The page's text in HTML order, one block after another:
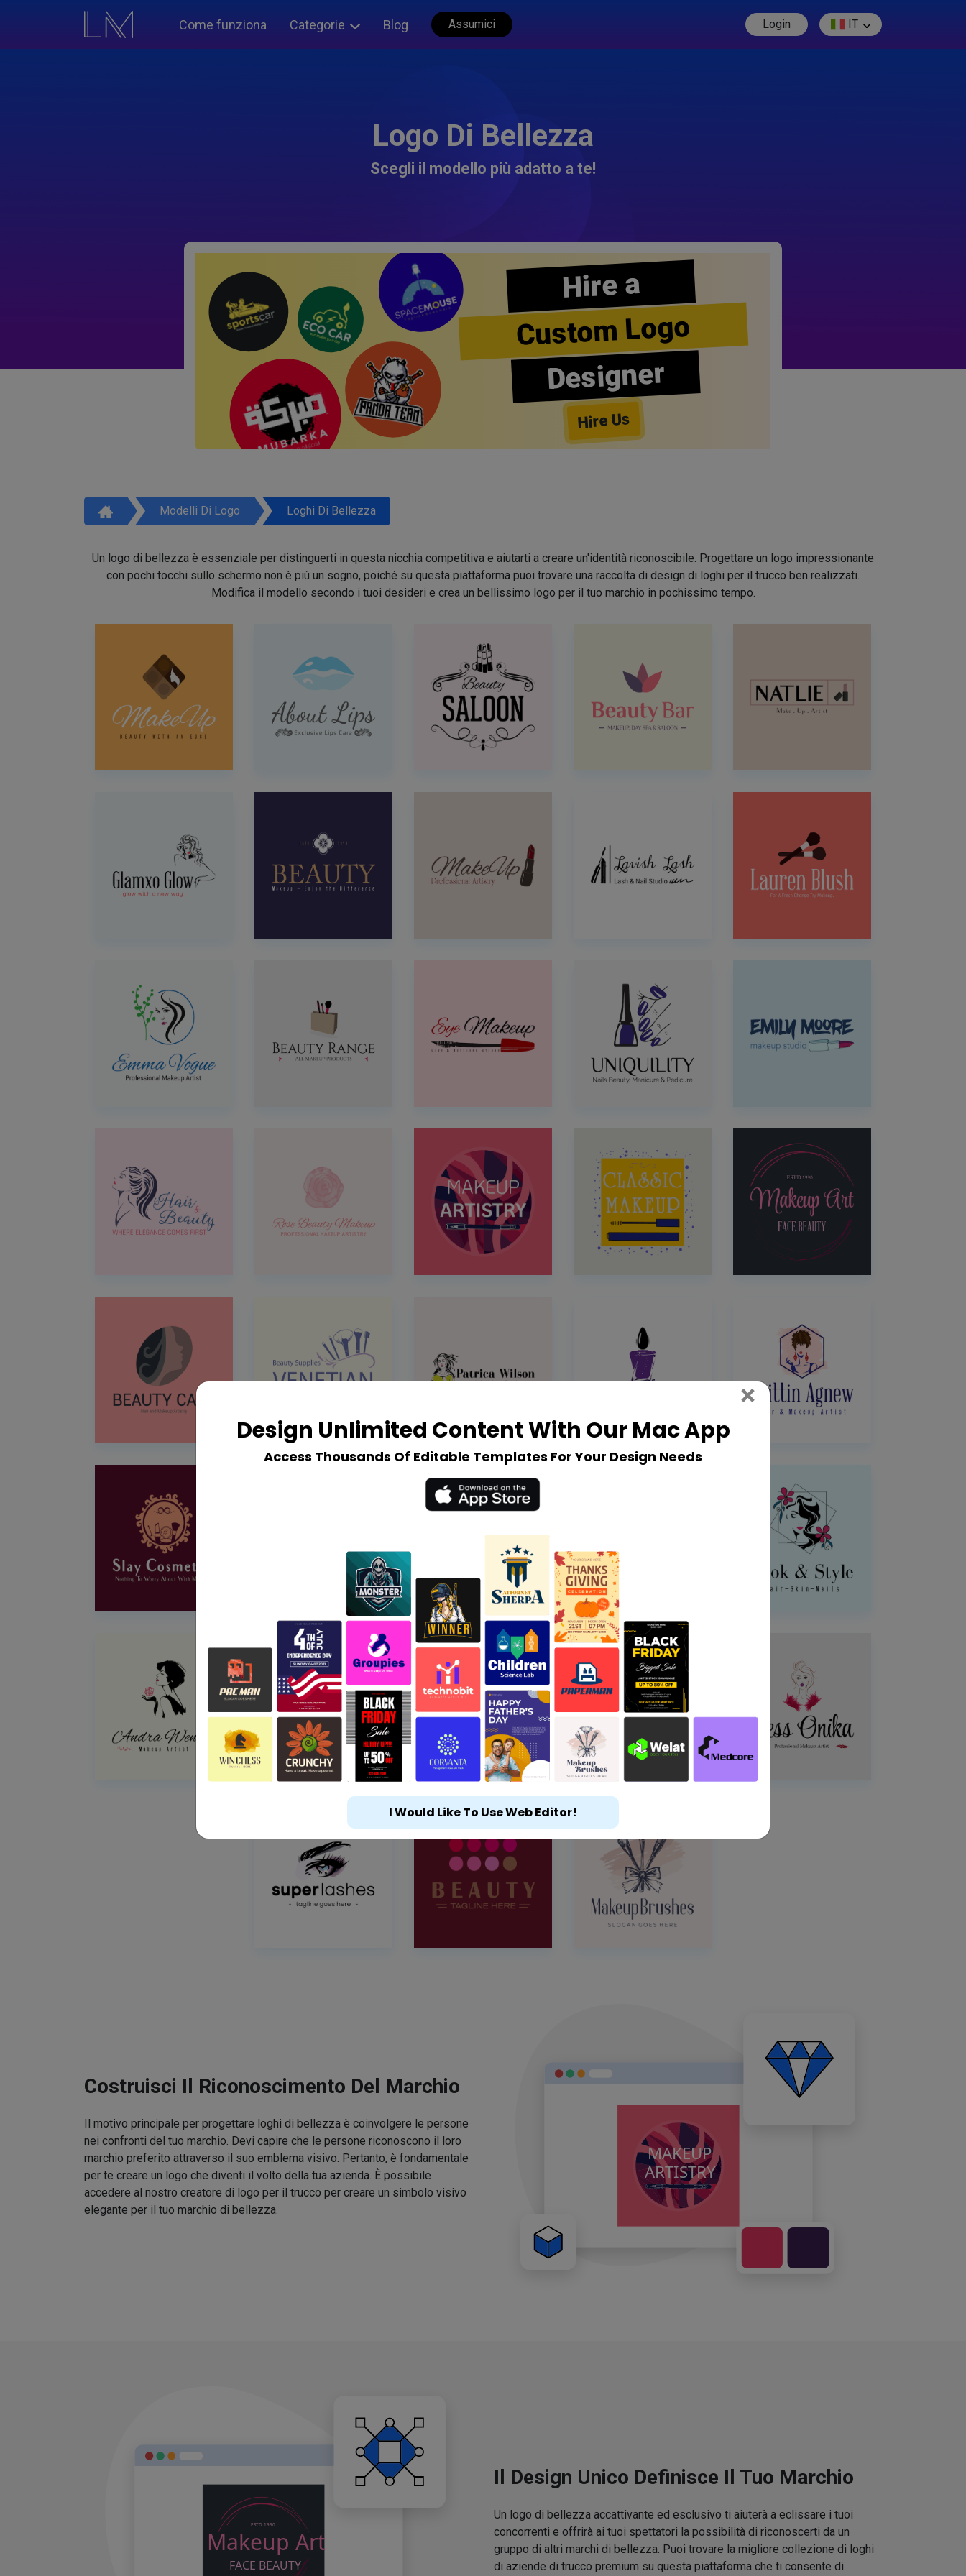
Come funziona Categorie Blog Assumici Login IT
Logo Di Bellezza
Scegli il modello più adatto a te!
Hire a
Custom Logo
Designer
Hire Us
Modelli Di Logo Loghi Di Bellezza
Un logo di bellezza è essenziale per distinguerti in questa nicchia competitiva e aiutarti a creare un'identità riconoscibile. Progettare un logo impressionante
con pochi tocchi sullo schermo non è più un sogno, poiché su questa piattaforma puoi trovare una raccolta di design di loghi per il trucco ben realizzati.
Modifica il modello secondo i tuoi desideri e crea un bellissimo logo per il tuo marchio in pochissimo tempo.
Costruisci Il Riconoscimento Del Marchio
Il motivo principale per progettare loghi di bellezza è coinvolgere le persone
nei confronti del tuo marchio. Devi capire che le persone riconoscono il loro
marchio preferito attraverso il suo emblema visivo. Pertanto, è fondamentale
per te creare un logo che diventi il volto della tua azienda. È possibile
accedere al nostro creatore di logo per il trucco per creare un simbolo visivo
elegante per il tuo marchio di bellezza.
Il Design Unico Definisce Il Tuo Marchio
Un logo di bellezza accattivante ed esclusivo ti aiuterà a eclissare i tuoi
concorrenti e offrirà ai tuoi spettatori la possibilità di riconoscerti da un
gruppo di altri marchi di bellezza. Puoi trovare la migliore collezione di loghi
di aziende di trucco premium su questa piattaforma che ti consente di
Design Unlimited Content With Our Mac App
Access Thousands Of Editable Templates For Your Design Needs
× Close
I Would Like To Use Web Editor!